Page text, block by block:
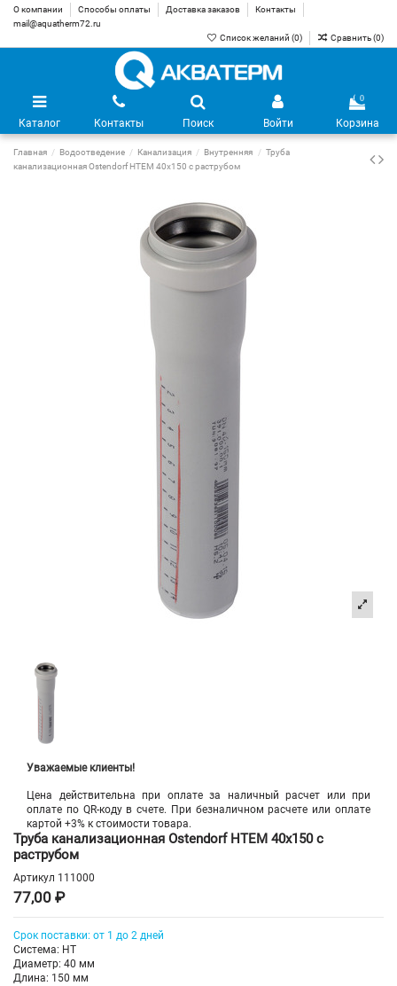
О компании Способы оплаты Доставка заказов
Контакты
mail@aquatherm72.ru
Список желаний (0) Сравнить (0)
Каталог Контакты Поиск Войти
0
Корзина
Главная Водоотведение Канализация Внутренняя
Труба
канализационная Ostendorf HTEM 40х150 с раструбом
Уважаемые клиенты!
Цена действительна при оплате за наличный расчет или при
оплате по QR-коду в счете. При безналичном расчете или оплате
картой +3% к стоимости товара.
Труба канализационная Ostendorf HTEM 40х150 с
раструбом
Артикул 111000
77,00 ₽
Срок поставки: от 1 до 2 дней
Система: HT
Диаметр: 40 мм
Длина: 150 мм